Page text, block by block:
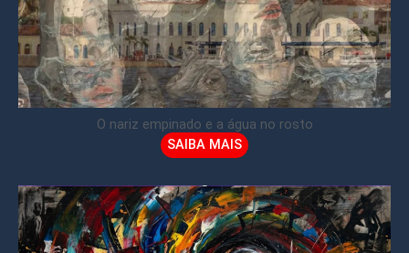
O nariz empinado e a água no rosto
SAIBA MAIS